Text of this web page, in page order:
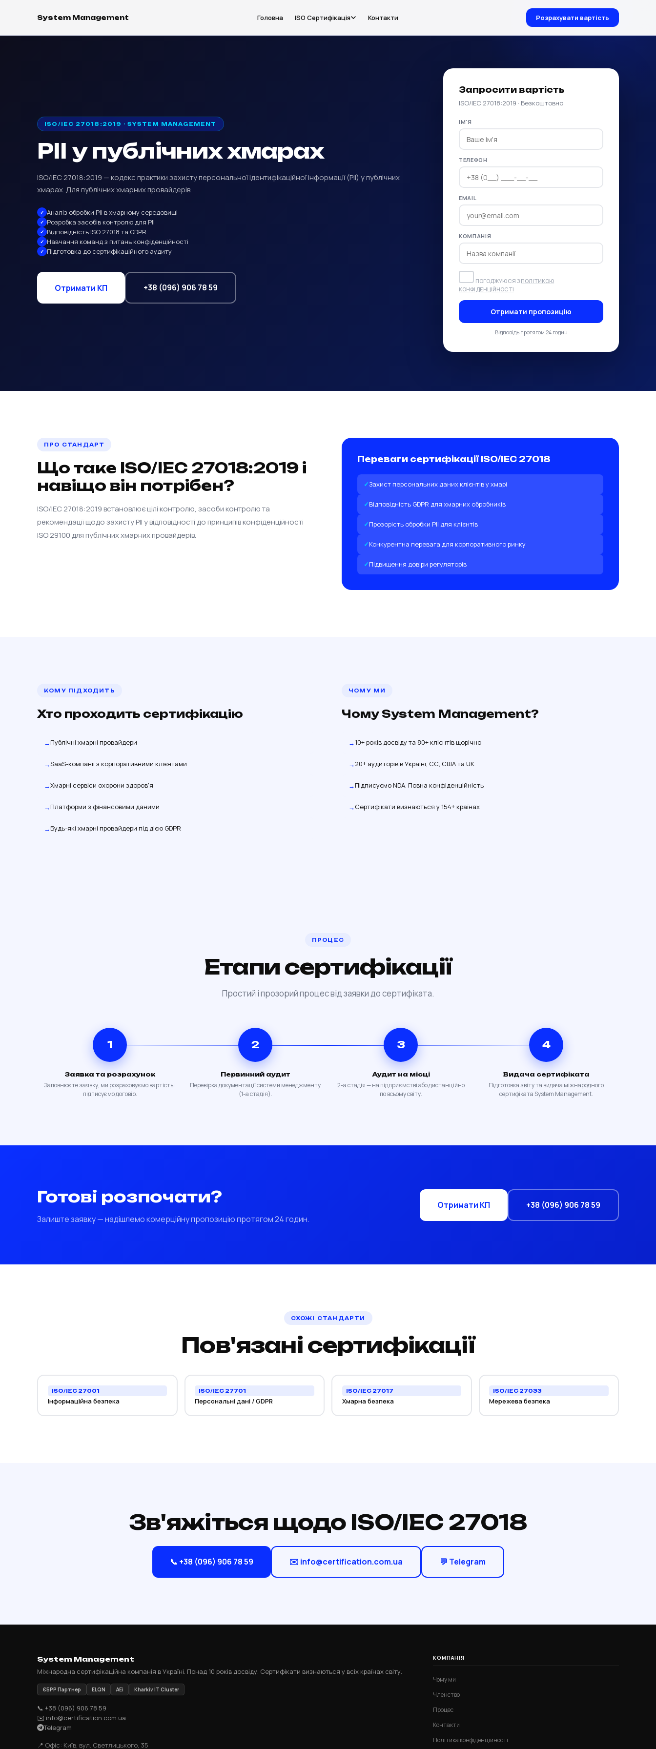
System Management Головна ISO Сертифікація Контакти Розрахувати вартість
ISO/IEC 27018:2019 · SYSTEM MANAGEMENT
PII у публічних хмарах
ISO/IEC 27018:2019 — кодекс практики захисту персональної ідентифікаційної інформації (PII) у публічних
хмарах. Для публічних хмарних провайдерів.
Аналіз обробки PII в хмарному середовищі
Розробка засобів контролю для PII
Відповідність ISO 27018 та GDPR
Навчання команд з питань конфіденційності
Підготовка до сертифікаційного аудиту
Отримати КП +38 (096) 906 78 59
Запросити вартість
ISO/IEC 27018:2019 · Безкоштовно
ІМ'Я
ТЕЛЕФОН
EMAIL
КОМПАНІЯ
ПОГОДЖУЮСЯ З ПОЛІТИКОЮ
КОНФІДЕНЦІЙНОСТІ
Отримати пропозицію
Відповідь протягом 24 годин
ПРО СТАНДАРТ
Що таке ISO/IEC 27018:2019 і
навіщо він потрібен?
ISO/IEC 27018:2019 встановлює цілі контролю, засоби контролю та
рекомендації щодо захисту PII у відповідності до принципів конфіденційності
ISO 29100 для публічних хмарних провайдерів.
Переваги сертифікації ISO/IEC 27018
Захист персональних даних клієнтів у хмарі
Відповідність GDPR для хмарних обробників
Прозорість обробки PII для клієнтів
Конкурентна перевага для корпоративного ринку
Підвищення довіри регуляторів
КОМУ ПІДХОДИТЬ
Хто проходить сертифікацію
Публічні хмарні провайдери
SaaS-компанії з корпоративними клієнтами
Хмарні сервіси охорони здоров'я
Платформи з фінансовими даними
Будь-які хмарні провайдери під дією GDPR
ЧОМУ МИ
Чому System Management?
10+ років досвіду та 80+ клієнтів щорічно
20+ аудиторів в Україні, ЄС, США та UK
Підписуємо NDA. Повна конфіденційність
Сертифікати визнаються у 154+ країнах
ПРОЦЕС
Етапи сертифікації
Простий і прозорий процес від заявки до сертифіката.
1
Заявка та розрахунок
Заповнюєте заявку, ми розраховуємо вартість і
підписуємо договір.
2
Первинний аудит
Перевірка документації системи менеджменту
(1-а стадія).
3
Аудит на місці
2-а стадія — на підприємстві або дистанційно
по всьому світу.
4
Видача сертифіката
Підготовка звіту та видача міжнародного
сертифіката System Management.
Готові розпочати?
Залиште заявку — надішлемо комерційну пропозицію протягом 24 годин.
Отримати КП +38 (096) 906 78 59
СХОЖІ СТАНДАРТИ
Пов'язані сертифікації
ISO/IEC 27001
Інформаційна безпека
ISO/IEC 27701
Персональні дані / GDPR
ISO/IEC 27017
Хмарна безпека
ISO/IEC 27033
Мережева безпека
Зв'яжіться щодо ISO/IEC 27018
📞 +38 (096) 906 78 59 ✉️ info@certification.com.ua 💬 Telegram
System Management
Міжнародна сертифікаційна компанія в Україні. Понад 10 років досвіду. Сертифікати визнаються у всіх країнах світу.
ЄБРР Партнер ELQN AEi Kharkiv IT Cluster
📞 +38 (096) 906 78 59
✉️ info@certification.com.ua
Telegram
📍 Офіс: Київ, вул. Светлицького, 35
КОМПАНІЯ
Чому ми
Членство
Процес
Контакти
Політика конфіденційності